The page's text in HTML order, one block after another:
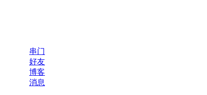
串门
好友
博客
消息